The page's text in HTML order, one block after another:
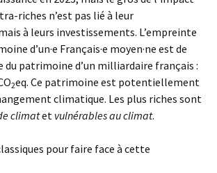
riches n’est pas lié à leur
à leurs investissements. L’empreinte
d’un·e Français·e moyen·ne est de
du patrimoine d’un milliardaire français :
2eq. Ce patrimoine est potentiellement
climatique. Les plus riches sont
climatet vulnérables au climat.
pour faire face à cette